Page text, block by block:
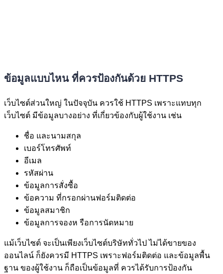
ข้อมูลแบบไหน ที่ควรป้องกันด้วย HTTPS
เว็บไซต์ส่วนใหญ่ ในปัจจุบัน ควรใช้ HTTPS เพราะแทบทุก
เว็บไซต์ มีข้อมูลบางอย่าง ที่เกี่ยวข้องกับผู้ใช้งาน เช่น
ชื่อ และนามสกุล
เบอร์โทรศัพท์
อีเมล
รหัสผ่าน
ข้อมูลการสั่งซื้อ
ข้อความ ที่กรอกผ่านฟอร์มติดต่อ
ข้อมูลสมาชิก
ข้อมูลการจองห รือการนัดหมาย
แม้เว็บไซต์ จะเป็นเพียงเว็บไซต์บริษัททั่วไป ไม่ได้ขายของ
ออนไลน์ ก็ยังควรมี HTTPS เพราะฟอร์มติดต่อ และข้อมูลพื้น
ฐาน ของผู้ใช้งาน ก็ถือเป็นข้อมูลที่ ควรได้รับการป้องกัน